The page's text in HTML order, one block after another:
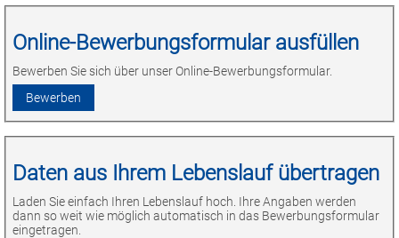
Online-Bewerbungsformular ausfüllen
Bewerben Sie sich über unser Online-Bewerbungsformular.
Daten aus Ihrem Lebenslauf übertragen
Laden Sie einfach Ihren Lebenslauf hoch. Ihre Angaben werden
dann so weit wie möglich automatisch in das Bewerbungsformular
eingetragen.